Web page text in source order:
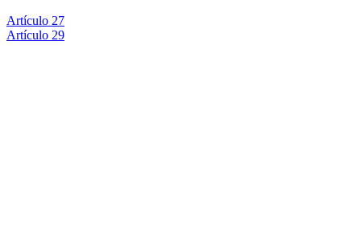
Artículo 27
Artículo 29